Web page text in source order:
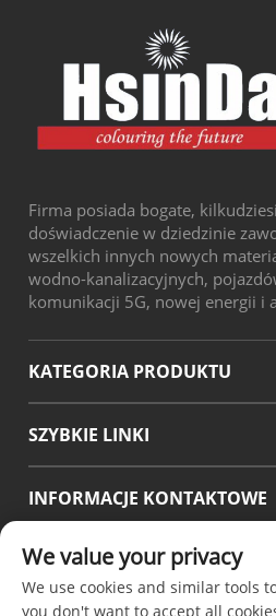
Firma posiada bogate,
doświadczenie w dziedzinie
wszelkich innych nowych
wodno-kanalizacyjnych,
komunikacji 5G, nowej energii i
KATEGORIA PRODUKTU
SZYBKIE LINKI
INFORMACJE KONTAKTOWE
Office add : No.38 Huagang
Modern Industrial Port,Pixian
Adres e-mail:[email protected]
We value your privacy
We use cookies and similar tools
you don't want to accept all